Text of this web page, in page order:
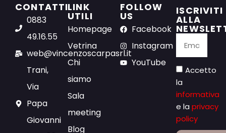
CONTATTI
0883
49.16.55
web@vincenzoscarpasrl.it
Trani,
Via
Papa
Giovanni
LINK
UTILI
Homepage
Vetrina
Chi
siamo
Sala
meeting
Blog
FOLLOW
US
Facebook
Instagram
YouTube
ISCRIVITI
ALLA
Accetto
la
informativa
e laprivacy
policy